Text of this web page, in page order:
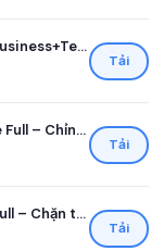
Tải CCleaner v6.14.10584 full Pro+Business+Technician
Tải
Tải Inpixio Photo Studio 12 Ultimate Full – Chỉnh sửa ảnh dễ dàng
Tải
Tải Firewall App Blocker (FAB) v1.9 Full – Chặn tường lửa
Tải